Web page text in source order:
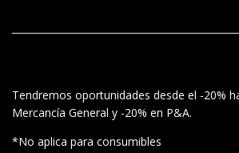
Tendremos oportunidades desde el -20%
Mercancía General y -20% en P&A.
*No aplica para consumibles